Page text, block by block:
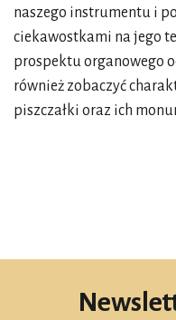
naszego instrumentu i
ciekawostkami na jego
prospektu organowego
również zobaczyć
piszczałki oraz ich